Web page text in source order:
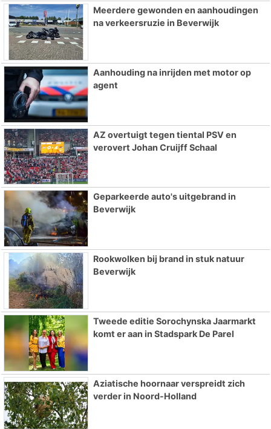
Meerdere gewonden en aanhoudingen
na verkeersruzie in Beverwijk
Aanhouding na inrijden met motor op
agent
AZ overtuigt tegen tiental PSV en
verovert Johan Cruijff Schaal
Geparkeerde auto's uitgebrand in
Beverwijk
Rookwolken bij brand in stuk natuur
Beverwijk
Tweede editie Sorochynska Jaarmarkt
komt er aan in Stadspark De Parel
Aziatische hoornaar verspreidt zich
verder in Noord-Holland